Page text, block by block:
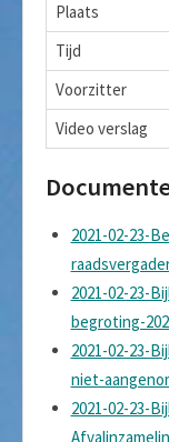
Plaats
Tijd
Voorzitter
Video verslag
2021-02-23-
2021-02-23-
begroting-
2021-02-23-
niet-
2021-02-23-